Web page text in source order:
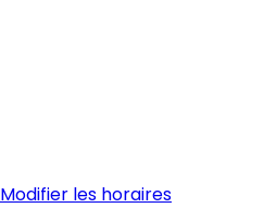
Modifier les horaires